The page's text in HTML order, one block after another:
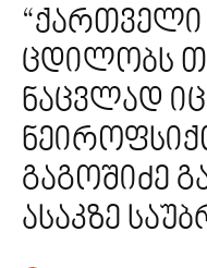
ცდილობს
ნაცვლად
გაგოშიძე
ასაკზე